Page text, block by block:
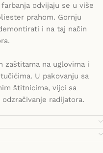
odvijaju se u više
prahom. Gornju
i na taj način
zaštitama na uglovima i
U pakovanju sa
štitnicima, vijci sa
radijatora.